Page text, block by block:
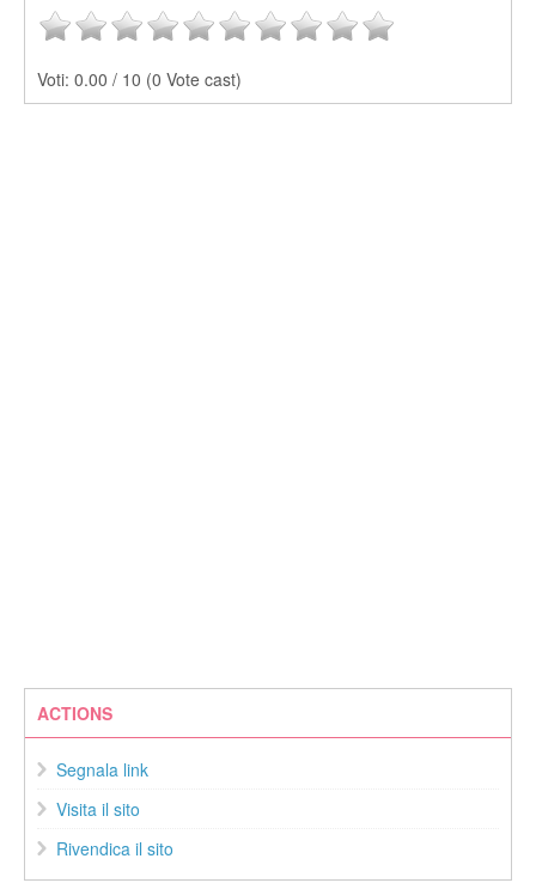
Voti: 0.00 / 10 (0 Vote cast)
ACTIONS
Segnala link
Visita il sito
Rivendica il sito